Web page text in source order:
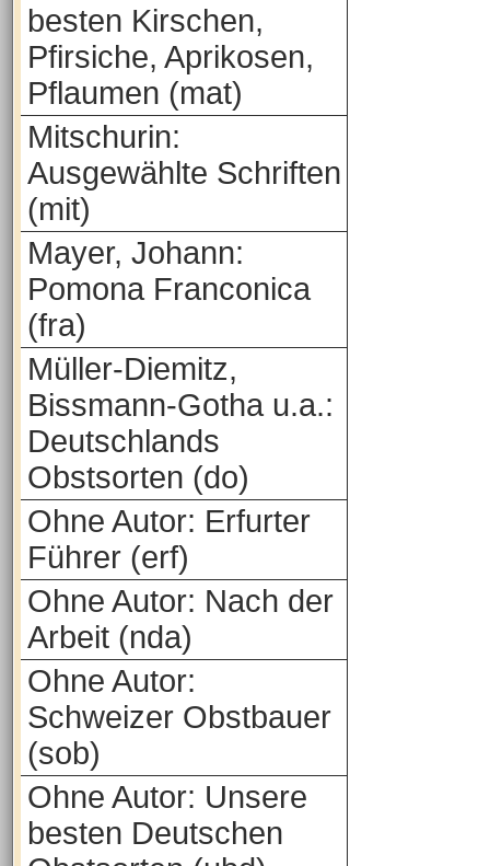
besten Kirschen,
Pfirsiche, Aprikosen,
Pflaumen (mat)
Mitschurin:
Ausgewählte Schriften
(mit)
Mayer, Johann:
Pomona Franconica
(fra)
Müller-Diemitz,
Bissmann-Gotha u.a.:
Deutschlands
Obstsorten (do)
Ohne Autor: Erfurter
Führer (erf)
Ohne Autor: Nach der
Arbeit (nda)
Ohne Autor:
Schweizer Obstbauer
(sob)
Ohne Autor: Unsere
besten Deutschen